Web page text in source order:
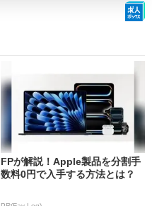
FPが解説！Apple製品を分割手
数料0円で入手する方法とは？